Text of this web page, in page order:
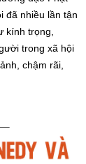
đã nhiều lần tận
kính trọng,
trong xã hội
chậm rãi,